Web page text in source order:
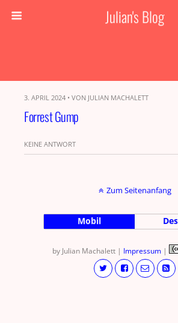
Julian's Blog
3. APRIL 2024 • VON JULIAN MACHALETT
Forrest Gump
KEINE ANTWORT
Zum Seitenanfang
Mobil
by Julian Machalett | Impressum |